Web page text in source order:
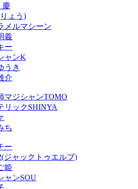
慶
ょう)
メルマシーン
義
ー
ャンK
うき
介
マジシャンTOMO
リックSHINYA
ち
ー
ジャックトゥエルブ)
姫
ャンSOU